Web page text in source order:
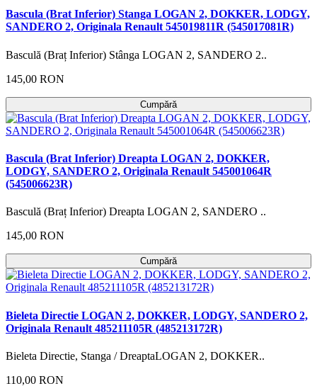
Bascula (Brat Inferior) Stanga LOGAN 2, DOKKER, LODGY,
SANDERO 2, Originala Renault 545019811R (545017081R)
Basculă (Braț Inferior) Stânga LOGAN 2, SANDERO 2..
145,00 RON
Cumpără
Bascula (Brat Inferior) Dreapta LOGAN 2, DOKKER,
LODGY, SANDERO 2, Originala Renault 545001064R
(545006623R)
Basculă (Braț Inferior) Dreapta LOGAN 2, SANDERO ..
145,00 RON
Cumpără
Bieleta Directie LOGAN 2, DOKKER, LODGY, SANDERO 2,
Originala Renault 485211105R (485213172R)
Bieleta Directie, Stanga / DreaptaLOGAN 2, DOKKER..
110,00 RON